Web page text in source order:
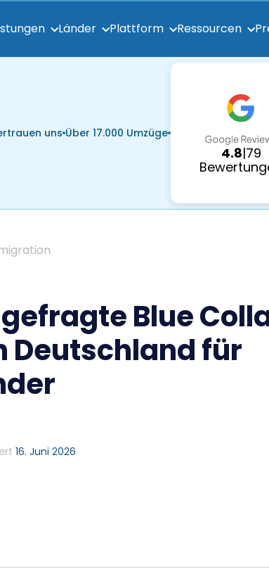
Länder Plattform Ressourcen
uns Über 17.000 Umzüge
4.8|79
gefragte Blue
Deutschland für
16. Juni 2026